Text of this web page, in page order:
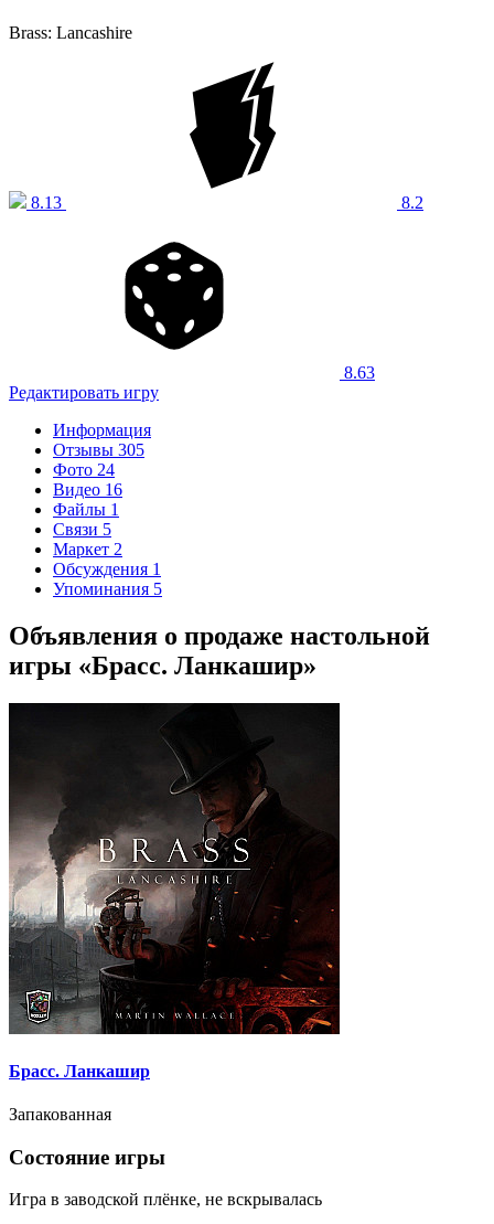
Brass: Lancashire
8.13 8.2
8.63
Редактировать игру
Информация
Отзывы 305
Фото 24
Видео 16
Файлы 1
Связи 5
Маркет 2
Обсуждения 1
Упоминания 5
Объявления о продаже настольной
игры «Брасс. Ланкашир»
Брасс. Ланкашир
Запакованная
Состояние игры
Игра в заводской плёнке, не вскрывалась